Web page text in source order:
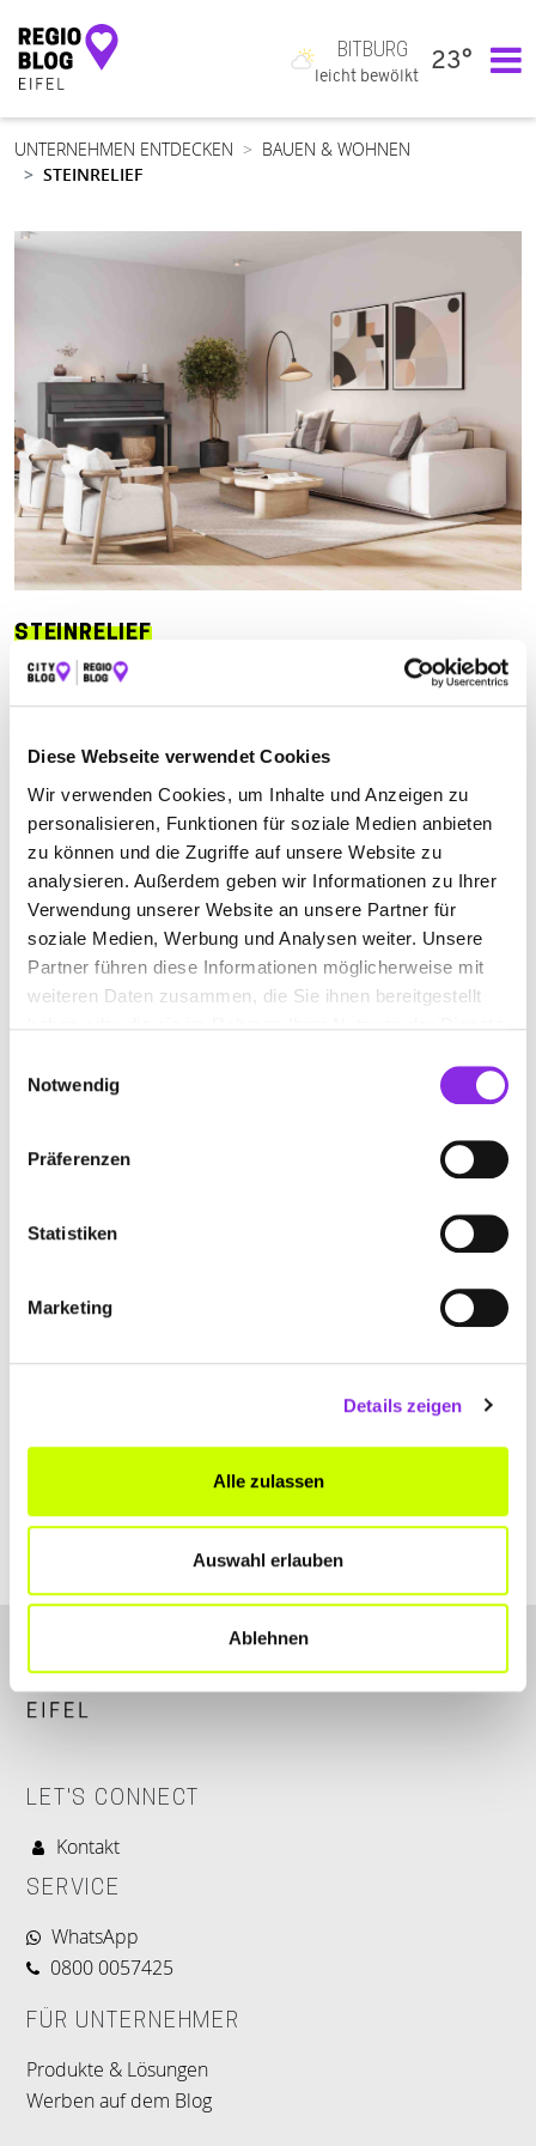
Diese Webseite verwendet Cookies
Wir verwenden Cookies, um Inhalte und Anzeigen zu
personalisieren, Funktionen für soziale Medien anbieten
zu können und die Zugriffe auf unsere Website zu
analysieren. Außerdem geben wir Informationen zu Ihrer
Verwendung unserer Website an unsere Partner für
soziale Medien, Werbung und Analysen weiter. Unsere
Partner führen diese Informationen möglicherweise mit
weiteren Daten zusammen, die Sie ihnen bereitgestellt
Notwendig
Präferenzen
Statistiken
Marketing
Details zeigen
Alle zulassen
Auswahl erlauben
Ablehnen
Hauptnavigation
BITBURG
leicht bewölkt
23°
UNTERNEHMEN ENTDECKEN
BAUEN & WOHNEN
STEINRELIEF
STEINRELIEF
Jetzt geöffnet
Finden
ALLE GEROLSTEIN ULMEN
+492676240
www.natursteine-laux.de
LET'S CONNECT
Kontakt
SERVICE
WhatsApp
0800 0057425
FÜR UNTERNEHMER
Produkte & Lösungen
Werben auf dem Blog